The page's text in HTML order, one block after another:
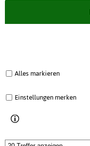
Alles markieren
Einstellungen merken